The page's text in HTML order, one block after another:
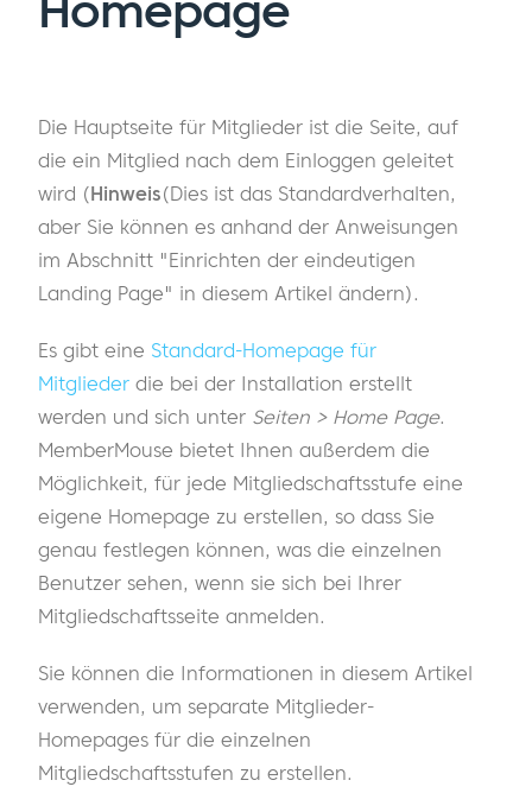
Die Hauptseite für Mitglieder ist die Seite, auf
die ein Mitglied nach dem Einloggen geleitet
wird (Hinweis(Dies ist das Standardverhalten,
aber Sie können es anhand der Anweisungen
im Abschnitt "Einrichten der eindeutigen
Landing Page" in diesem Artikel ändern).
Es gibt eine Standard-Homepage für
Mitglieder die bei der Installation erstellt
werden und sich unter Seiten > Home Page.
MemberMouse bietet Ihnen außerdem die
Möglichkeit, für jede Mitgliedschaftsstufe eine
eigene Homepage zu erstellen, so dass Sie
genau festlegen können, was die einzelnen
Benutzer sehen, wenn sie sich bei Ihrer
Mitgliedschaftsseite anmelden.
Sie können die Informationen in diesem Artikel
verwenden, um separate Mitglieder-
Homepages für die einzelnen
Mitgliedschaftsstufen zu erstellen.